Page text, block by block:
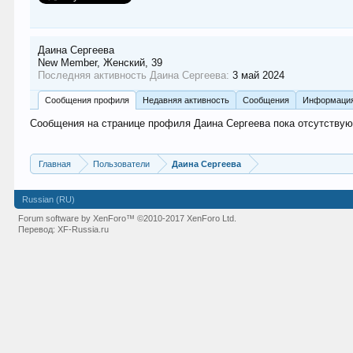
Даина Сергеева
New Member, Женский, 39
Последняя активность Даина Сергеева: 3 май 2024
Сообщения профиля Недавняя активность Сообщения
Сообщения на странице профиля Даина Сергеева пока
Главная Пользователи Даина Сергеева
Russian (RU)
Forum software by XenForo™©2010-2017 XenForo Ltd.
Перевод:XF-Russia.ru